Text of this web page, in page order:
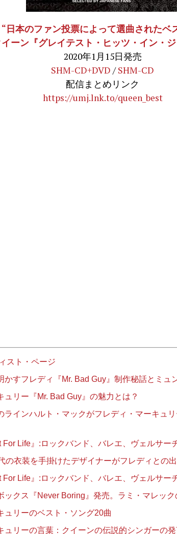
“日本のファン投票によって選曲されたベ
ーン『グレイテスト・ヒッツ・イン・ジ
2020年1月15日発売
SHM-CD+DVD /SHM-CD
配信まとめリンク
https://umj.lnk.to/queen_best
スト・ページ
かすフレディ『Mr. Bad Guy』制作秘話とミュ
ュリー『Mr. Bad Guy』の魅力とは？
ラインハルト・マックがフレディ・マーキュ
For Life』:ロックバンド、バレエ、ヴェルサー
の衣装を手掛けたデザイナーがフレディとの
For Life』:ロックバンド、バレエ、ヴェルサー
ックス『Never Boring』発売。ラミ・マレッ
ュリーのベスト・ソング20曲
ュリーの言葉：クイーンの伝説的シンガーの